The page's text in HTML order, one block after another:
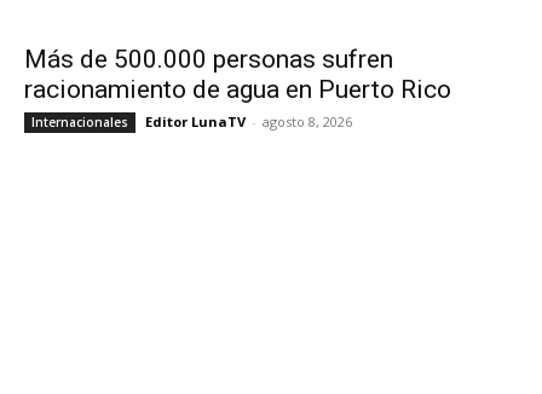
Más de 500.000 personas sufren
racionamiento de agua en Puerto Rico
Internacionales Editor LunaTV - agosto 8, 2026